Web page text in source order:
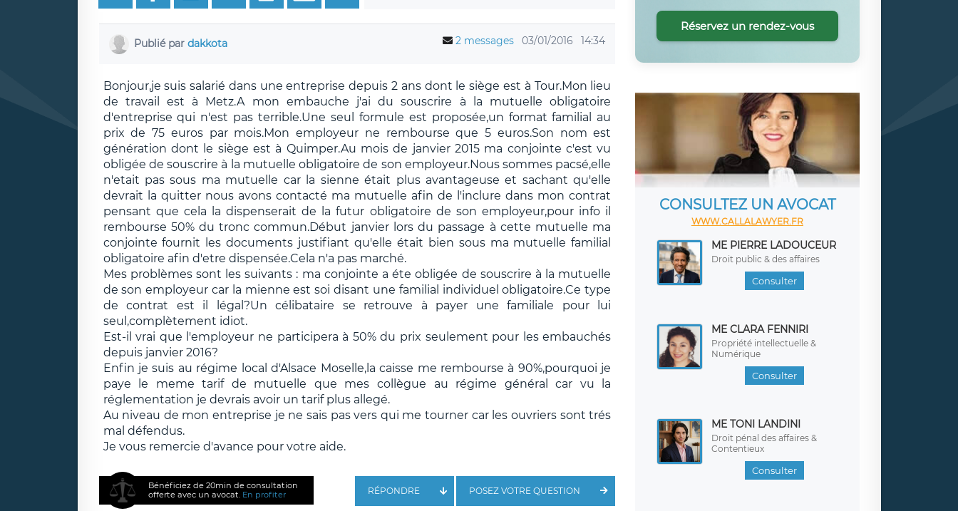
Publié par dakkota 2 messages 03/01/2016 14:34
Bonjour,je suis salarié dans une entreprise depuis 2 ans dont le siège est à Tour.Mon lieu
de travail est à Metz.A mon embauche j'ai du souscrire à la mutuelle obligatoire
d'entreprise qui n'est pas terrible.Une seul formule est proposée,un format familial au
prix de 75 euros par mois.Mon employeur ne rembourse que 5 euros.Son nom est
génération dont le siège est à Quimper.Au mois de janvier 2015 ma conjointe c'est vu
obligée de souscrire à la mutuelle obligatoire de son employeur.Nous sommes pacsé,elle
n'etait pas sous ma mutuelle car la sienne était plus avantageuse et sachant qu'elle
devrait la quitter nous avons contacté ma mutuelle afin de l'inclure dans mon contrat
pensant que cela la dispenserait de la futur obligatoire de son employeur,pour info il
rembourse 50% du tronc commun.Début janvier lors du passage à cette mutuelle ma
conjointe fournit les documents justifiant qu'elle était bien sous ma mutuelle familial
obligatoire afin d'etre dispensée.Cela n'a pas marché.
Mes problèmes sont les suivants : ma conjointe a éte obligée de souscrire à la mutuelle
de son employeur car la mienne est soi disant une familial individuel obligatoire.Ce type
de contrat est il légal?Un célibataire se retrouve à payer une familiale pour lui
seul,complètement idiot.
Est-il vrai que l'employeur ne participera à 50% du prix seulement pour les embauchés
depuis janvier 2016?
Enfin je suis au régime local d'Alsace Moselle,la caisse me rembourse à 90%,pourquoi je
paye le meme tarif de mutuelle que mes collègue au régime général car vu la
réglementation je devrais avoir un tarif plus allegé.
Au niveau de mon entreprise je ne sais pas vers qui me tourner car les ouvriers sont trés
mal défendus.
Je vous remercie d'avance pour votre aide.
Bénéficiez de 20min de consultation
offerte avec un avocat. En profiter POSEZ VOTRE QUESTION
RÉPONDRE
Réservez un rendez-vous
CONSULTEZ UN AVOCAT
WWW.CALLALAWYER.FR
ME PIERRE LADOUCEUR
Droit public & des affaires
Consulter
ME CLARA FENNIRI
Propriété intellectuelle &
Numérique
Consulter
ME TONI LANDINI
Droit pénal des affaires &
Contentieux
Consulter